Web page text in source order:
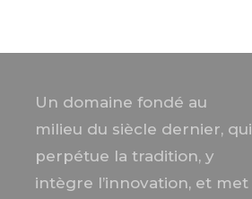
Un domaine fondé au
milieu du siècle dernier, qui
perpétue la tradition, y
intègre l’innovation, et met